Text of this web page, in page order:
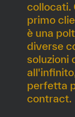
collocati.
primo
è una
diverse
soluzioni
perfetta
contract.